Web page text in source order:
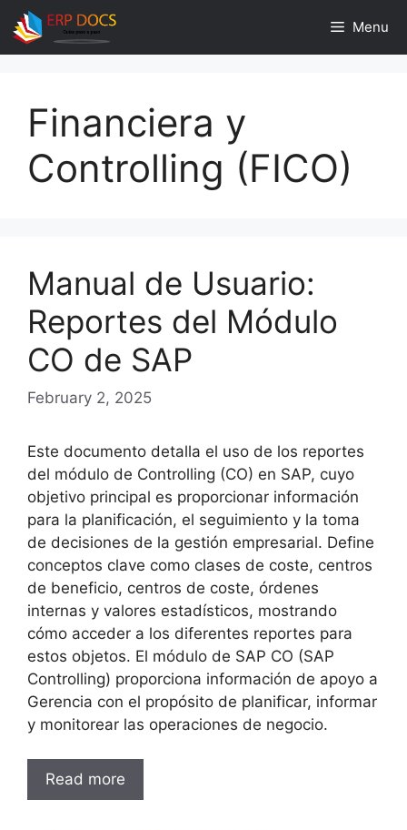
Skip
to
content
Menu
Financiera y
Controlling (FICO)
Manual de Usuario:
Reportes del Módulo
CO de SAP
February 2, 2025
Este documento detalla el uso de los reportes
del módulo de Controlling (CO) en SAP, cuyo
objetivo principal es proporcionar información
para la planificación, el seguimiento y la toma
de decisiones de la gestión empresarial. Define
conceptos clave como clases de coste, centros
de beneficio, centros de coste, órdenes
internas y valores estadísticos, mostrando
cómo acceder a los diferentes reportes para
estos objetos. El módulo de SAP CO (SAP
Controlling) proporciona información de apoyo a
Gerencia con el propósito de planificar, informar
y monitorear las operaciones de negocio.
Read more